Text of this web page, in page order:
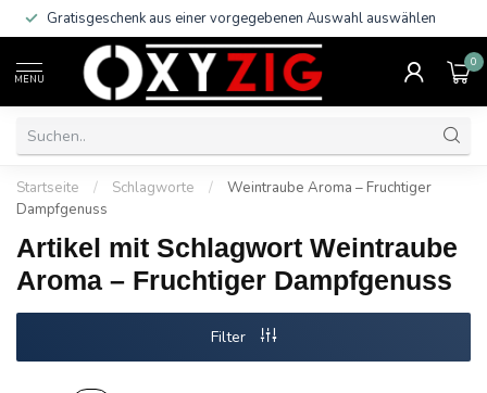
Gratisgeschenk aus einer vorgegebenen Auswahl auswählen
MENU
0
Startseite / Schlagworte /
Weintraube Aroma – Fruchtiger
Dampfgenuss
Artikel mit Schlagwort Weintraube
Aroma – Fruchtiger Dampfgenuss
Filter